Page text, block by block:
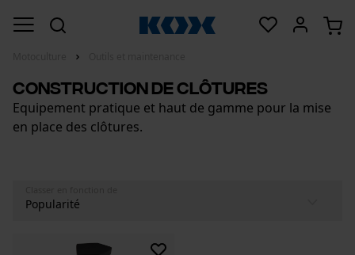
Construction de clôtures
Equipement pratique et haut de gamme pour la mise
en place des clôtures.